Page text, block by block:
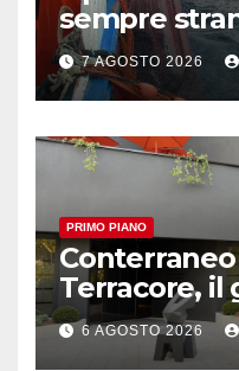
sempre
in7 AGOSTO 2026
PRIMO PIANO
Terracore, il
amplia l’
alle porte di
6 AGOSTO 2026